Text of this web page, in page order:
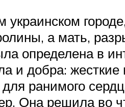
а мать,
определена в
и добра:
ранимого
Она решила во